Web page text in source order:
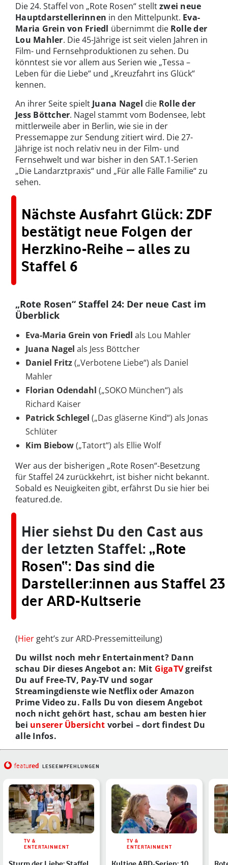
Die 24. Staffel von „Rote Rosen“ stelltzwei neue
Hauptdarstellerinnen in den Mittelpunkt. Eva-
Maria Grein von Friedl übernimmt die Rolle der
Lou Mahler. Die 45-Jährige ist seit vielen Jahren in
Film- und Fernsehproduktionen zu sehen. Du
könntest sie vor allem aus Serien wie „Tessa –
Leben für die Liebe“ und „Kreuzfahrt ins Glück“
kennen.
An ihrer Seite spielt Juana Nagel die Rolle der
Jess Böttcher. Nagel stammt vom Bodensee, lebt
mittlerweile aber in Berlin, wie sie in der
Pressemappe zur Sendung zitiert wird. Die 27-
Jährige ist noch relativ neu in der Film- und
Fernsehwelt und war bisher in den SAT.1-Serien
„Die Landarztpraxis“ und „Für alle Fälle Familie“ zu
sehen.
Nächste Ausfahrt Glück: ZDF
bestätigt neue Folgen der
Herzkino-Reihe – alles zu
Staffel 6
„Rote Rosen“ Staffel 24: Der neue Cast im
Überblick
Eva-Maria Grein von Friedl als Lou Mahler
Juana Nagel als Jess Böttcher
Daniel Fritz(„Verbotene Liebe“) als Daniel
Mahler
Florian Odendahl („SOKO München“) als
Richard Kaiser
Patrick Schlegel („Das gläserne Kind“) als Jonas
Schlüter
Kim Biebow(„Tatort“) als Ellie Wolf
Wer aus der bisherigen „Rote Rosen“-Besetzung
für Staffel 24 zurückkehrt, ist bisher nicht bekannt.
Sobald es Neuigkeiten gibt, erfährst Du sie hier bei
featured.de.
Hier siehst Du den Cast aus
der letzten Staffel:„Rote
Rosen“: Das sind die
Darsteller:innen aus Staffel 23
der ARD-Kultserie
(Hier geht’s zur ARD-Pressemitteilung)
Du willst noch mehr Entertainment? Dann
schau Dir dieses Angebot an: Mit GigaTVgreifst
Du auf Free-TV, Pay-TV und sogar
Streamingdienste wie Netflix oder Amazon
Prime Video zu. Falls Du von diesem Angebot
noch nicht gehört hast, schau am besten hier
bei unserer Übersicht vorbei – dort findest Du
alle Infos.
featured LESEEMPFEHLUNGEN
TV &
ENTERTAINMENT
TV &
ENTERTAINMENT